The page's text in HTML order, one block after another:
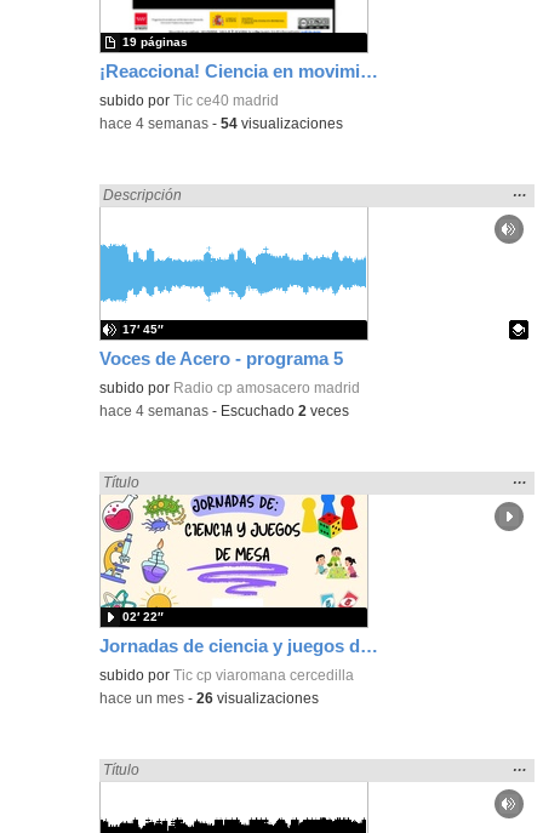
¡Reacciona! Ciencia en movimiento con micro:bit y Maqueen
subido porTic ce40 madrid
19 páginas
-hace 4 semanas -54 visualizaciones
Voces de Acero - programa 5
Encontrado «Ciencias» en:
Descripción
la
…
Contenido educativo.
subido por Radio cp amosacero madrid
17′ 45″
-hace 4 semanas - Escuchado2 veces
Jornadas de ciencia y juegos de mesa CEIP Vía Romana 25/26
Encontrado «Ciencias» en:
Título
la
…
subido porTic cp viaromana cercedilla
02′ 22″
-hace un mes -26 visualizaciones
Encontrado «Ciencias» en:
Título
la
…